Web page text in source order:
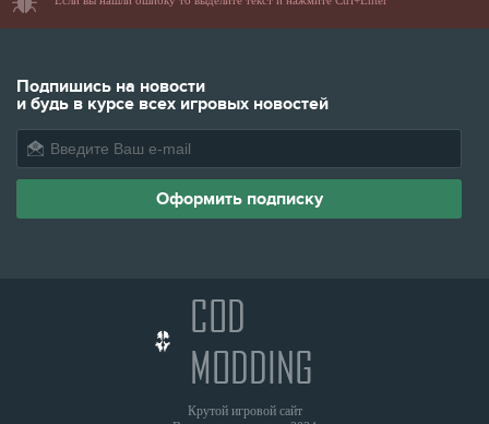
Подпишись на новости
и будь в курсе всех игровых новостей
COD
MODDING
Крутой игровой сайт